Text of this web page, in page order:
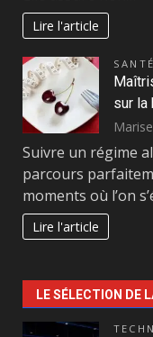
Lire l'article
SANTÉ
sur la
Marise
Suivre un régime
parcours
moments où l’on
Lire l'article
LE SÉLECTION DE